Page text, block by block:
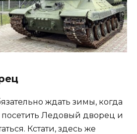
ждать зимы, когда
посетить Ледовый дворец и
Кстати, здесь же